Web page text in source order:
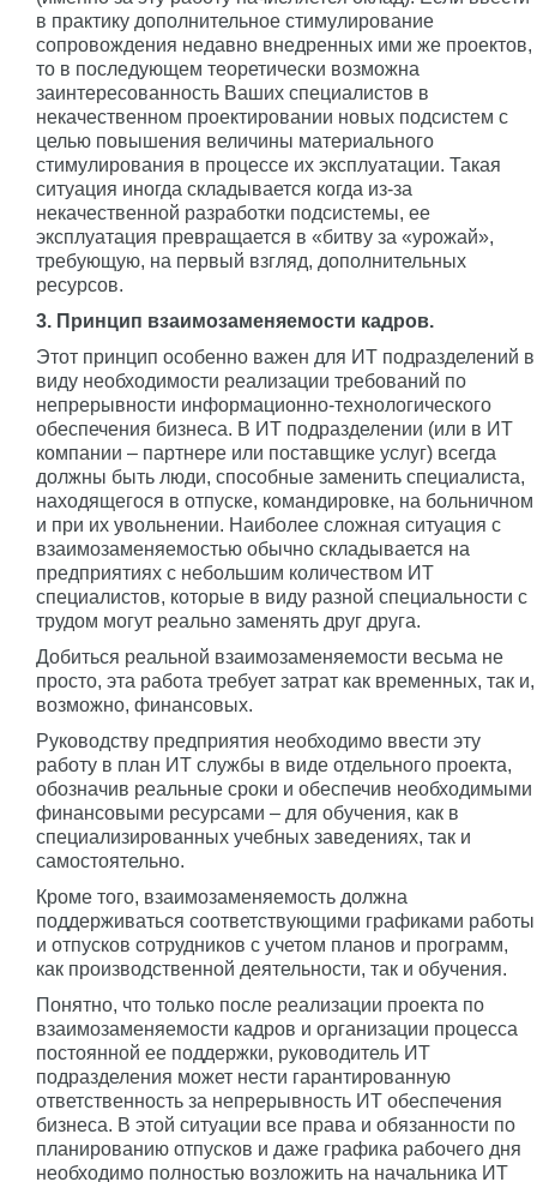
в практику дополнительное стимулирование
сопровождения недавно внедренных ими же проектов,
то в последующем теоретически возможна
заинтересованность Ваших специалистов в
некачественном проектировании новых подсистем с
целью повышения величины материального
стимулирования в процессе их эксплуатации. Такая
ситуация иногда складывается когда из-за
некачественной разработки подсистемы, ее
эксплуатация превращается в «битву за «урожай»,
требующую, на первый взгляд, дополнительных
ресурсов.
3. Принцип взаимозаменяемости кадров.
Этот принцип особенно важен для ИТ подразделений в
виду необходимости реализации требований по
непрерывности информационно-технологического
обеспечения бизнеса. В ИТ подразделении (или в ИТ
компании – партнере или поставщике услуг) всегда
должны быть люди, способные заменить специалиста,
находящегося в отпуске, командировке, на больничном
и при их увольнении. Наиболее сложная ситуация с
взаимозаменяемостью обычно складывается на
предприятиях с небольшим количеством ИТ
специалистов, которые в виду разной специальности с
трудом могут реально заменять друг друга.
Добиться реальной взаимозаменяемости весьма не
просто, эта работа требует затрат как временных, так и,
возможно, финансовых.
Руководству предприятия необходимо ввести эту
работу в план ИТ службы в виде отдельного проекта,
обозначив реальные сроки и обеспечив необходимыми
финансовыми ресурсами – для обучения, как в
специализированных учебных заведениях, так и
самостоятельно.
Кроме того, взаимозаменяемость должна
поддерживаться соответствующими графиками работы
и отпусков сотрудников с учетом планов и программ,
как производственной деятельности, так и обучения.
Понятно, что только после реализации проекта по
взаимозаменяемости кадров и организации процесса
постоянной ее поддержки, руководитель ИТ
подразделения может нести гарантированную
ответственность за непрерывность ИТ обеспечения
бизнеса. В этой ситуации все права и обязанности по
планированию отпусков и даже графика рабочего дня
необходимо полностью возложить на начальника ИТ